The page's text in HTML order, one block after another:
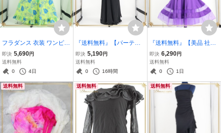
フラダンス 衣装 ワンピー
ス ドレス グリーン系 フラ
ダンス 黄緑 青 水色 Leipo
o 花柄 ハワイアン アロハ
い
即決 5,690円
送料無料
0
4日
『送料無料』【パーティ
ドレス】ブラック La Del
ence ワンピース ドレス
黒 フリル レース生地 シン
ト ダンス
即決 5,190円
送料無料
0
16時間
『送料無料』【美品 社交
ダンス衣装】 パープル系
紫 上下セット レッスン パ
ーティー A vivare ライン
シンプル
即決 6,290円
送料無料
0
1日
送料無料 送料無料 送料無料